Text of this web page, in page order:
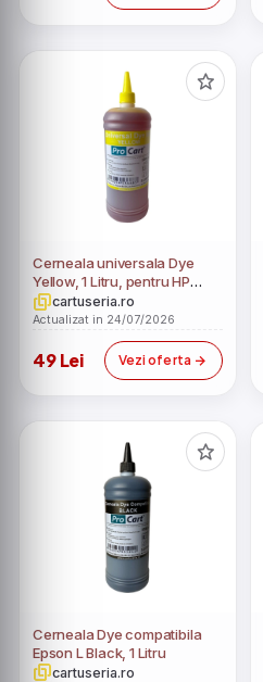
Cerneala universala Dye
Yellow, 1 Litru, pentru HP
Canon Epson Brother
cartuseria.ro
Actualizat in 24/07/2026
49 Lei Vezi oferta
Cerneala Dye compatibila
Epson L Black, 1 Litru
cartuseria.ro